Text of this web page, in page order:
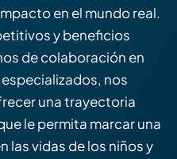
en el mundo real.
y beneficios
de colaboración en
nos
una trayectoria
le permita marcar una
las vidas de los niños y